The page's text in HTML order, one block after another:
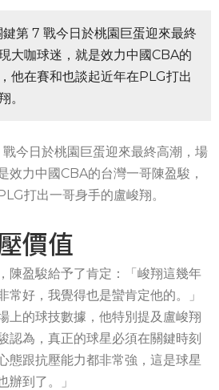
第 7 戰今日於桃園巨蛋迎來最終
大咖球迷，就是效力中國CBA的
他在賽和也談起近年在PLG打出
。
今日於桃園巨蛋迎來最終高潮，場
效力中國CBA的台灣一哥陳盈駿，
打出一哥身手的盧峻翔。
價值
陳盈駿給予了肯定：「峻翔這幾年
常好，我覺得也是蠻肯定他的。」
上的球技數據，他特別提及盧峻翔
認為，真正的球星必須在關鍵時刻
態跟抗壓能力都非常強，這是球星
辦到了。」